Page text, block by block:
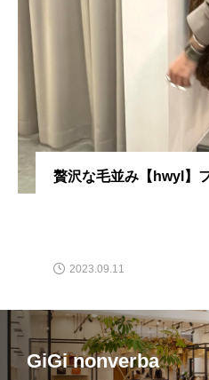
贅沢な毛並み【hwyl】
2023.09.11
GiGi nonverba